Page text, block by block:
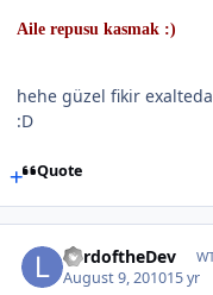
Aile repusu kasmak :)
hehe güzel fikir
:D
Quote
LordoftheDev
August 9, 201015 yr